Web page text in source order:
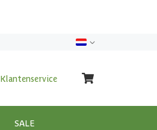
Klantenservice
SALE